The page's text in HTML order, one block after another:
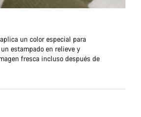
un color especial para
estampado en relieve y
fresca incluso después de